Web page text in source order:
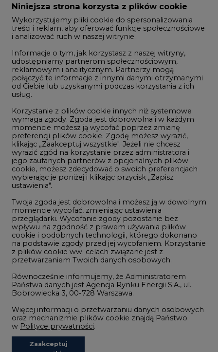
Zmiany kadrowe na rynku
Studio CIRE
Rozmowy o energetyce
Gospodarka
Geopolityka
LTE450
Innowacje i AI
Telekomunikacja i IT
Handel emisjami CO2
Wodór
Górnictwo
Atom
Fotowoltaika
Offshore wind
Zielone samorządy
Zielona gospodarka
Niniejsza strona korzysta z plików cookie
Wykorzystujemy pliki cookie do spersonalizowania
treści i reklam, aby oferować funkcje społecznościowe
i analizować ruch w naszej witrynie.
Informacje o tym, jak korzystasz z naszej witryny,
udostępniamy partnerom społecznościowym,
reklamowym i analitycznym. Partnerzy mogą
połączyć te informacje z innymi danymi otrzymanymi
od Ciebie lub uzyskanymi podczas korzystania z ich
usług.
Korzystanie z plików cookie innych niż systemowe
wymaga zgody. Zgoda jest dobrowolna i w każdym
momencie możesz ją wycofać poprzez zmianę
preferencji plików cookie. Zgodę możesz wyrazić,
klikając „Zaakceptuj wszystkie". Jeżeli nie chcesz
wyrazić zgód na korzystanie przez administratora i
jego zaufanych partnerów z opcjonalnych plików
cookie, możesz zdecydować o swoich preferencjach
wybierając je poniżej i klikając przycisk „Zapisz
ustawienia".
Twoja zgoda jest dobrowolna i możesz ją w dowolnym
momencie wycofać, zmieniając ustawienia
przeglądarki. Wycofanie zgody pozostanie bez
wpływu na zgodność z prawem używania plików
cookie i podobnych technologii, którego dokonano
na podstawie zgody przed jej wycofaniem. Korzystanie
z plików cookie ww. celach związane jest z
przetwarzaniem Twoich danych osobowych.
Równocześnie informujemy, że Administratorem
Państwa danych jest Agencja Rynku Energii S.A., ul.
Bobrowiecka 3, 00-728 Warszawa.
Więcej informacji o przetwarzaniu danych osobowych
oraz mechanizmie plików cookie znajdą Państwo
w Polityce prywatności.
Zaakceptuj